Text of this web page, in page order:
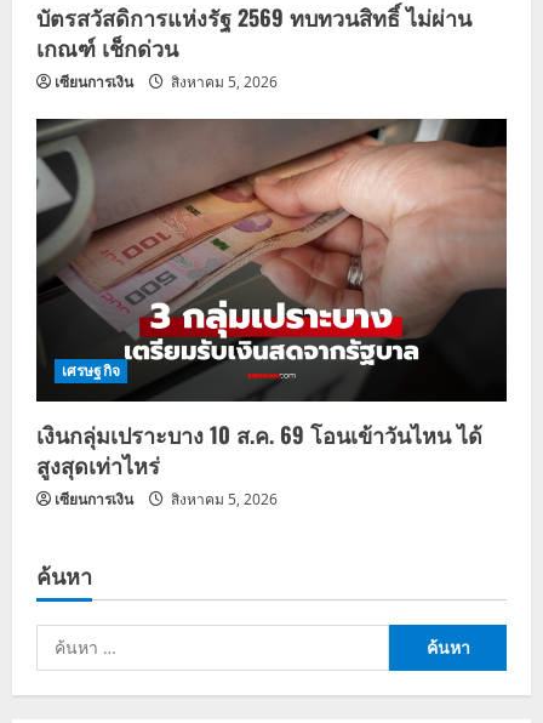
บัตรสวัสดิการแห่งรัฐ 2569 ทบทวนสิทธิ์ ไม่ผ่าน
เกณฑ์ เช็กด่วน
เซียนการเงิน สิงหาคม 5, 2026
เศรษฐกิจ
เงินกลุ่มเปราะบาง 10 ส.ค. 69 โอนเข้าวันไหน ได้
สูงสุดเท่าไหร่
เซียนการเงิน สิงหาคม 5, 2026
ค้นหา
ค้นหา
สำหรับ: